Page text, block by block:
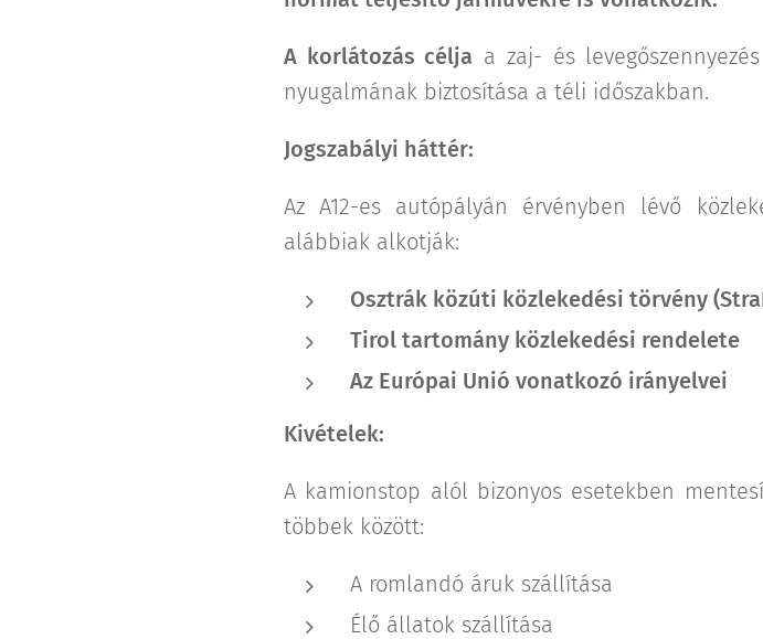
A korlátozás célja a zaj- és
nyugalmának biztosítása a téli időszakban.
Jogszabályi háttér:
Az A12-es autópályán érvényben lévő
alábbiak alkotják:
Osztrák közúti közlekedési törvény
Tirol tartomány közlekedési rendelete
Az Európai Unió vonatkozó irányelvei
Kivételek:
A kamionstop alól bizonyos esetekben
többek között:
A romlandó áruk szállítása
Élő állatok szállítása